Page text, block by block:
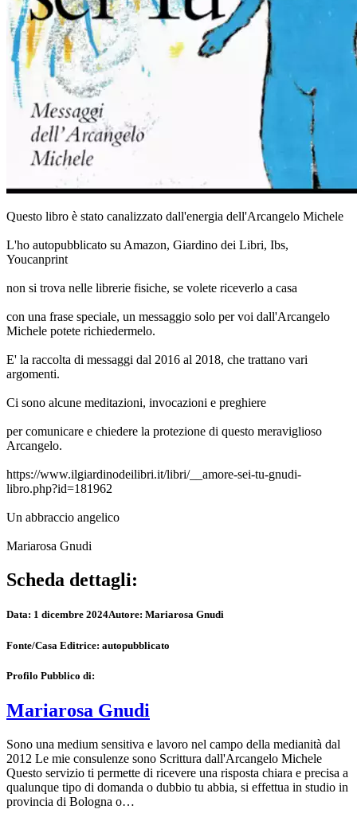
Questo libro è stato canalizzato dall'energia dell'Arcangelo Michele
L'ho autopubblicato su Amazon, Giardino dei Libri, Ibs,
Youcanprint
non si trova nelle librerie fisiche, se volete riceverlo a casa
con una frase speciale, un messaggio solo per voi dall'Arcangelo
Michele potete richiedermelo.
E' la raccolta di messaggi dal 2016 al 2018, che trattano vari
argomenti.
Ci sono alcune meditazioni, invocazioni e preghiere
per comunicare e chiedere la protezione di questo meraviglioso
Arcangelo.
https://www.ilgiardinodeilibri.it/libri/__amore-sei-tu-gnudi-
libro.php?id=181962
Un abbraccio angelico
Mariarosa Gnudi
Scheda dettagli:
Data: 1 dicembre 2024Autore: Mariarosa Gnudi
Fonte/Casa Editrice: autopubblicato
Profilo Pubblico di:
Mariarosa Gnudi
Sono una medium sensitiva e lavoro nel campo della medianità dal
2012 Le mie consulenze sono Scrittura dall'Arcangelo Michele
Questo servizio ti permette di ricevere una risposta chiara e precisa a
qualunque tipo di domanda o dubbio tu abbia, si effettua in studio in
provincia di Bologna o…